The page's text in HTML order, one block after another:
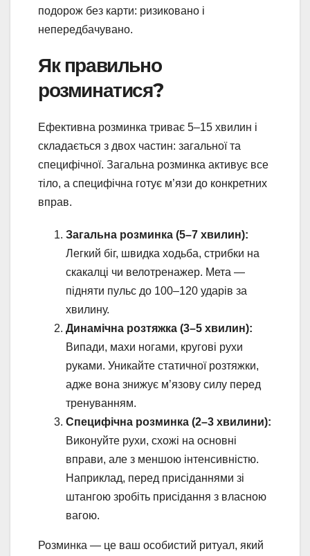
подорож без карти: ризиковано і
непередбачувано.
Як правильно
розминатися?
Ефективна розминка триває 5–15 хвилин і
складається з двох частин: загальної та
специфічної. Загальна розминка активує все
тіло, а специфічна готує м’язи до конкретних
вправ.
Загальна розминка (5–7 хвилин):
Легкий біг, швидка ходьба, стрибки на
скакалці чи велотренажер. Мета —
підняти пульс до 100–120 ударів за
хвилину.
Динамічна розтяжка (3–5 хвилин):
Випади, махи ногами, кругові рухи
руками. Уникайте статичної розтяжки,
адже вона знижує м’язову силу перед
тренуванням.
Специфічна розминка (2–3 хвилини):
Виконуйте рухи, схожі на основні
вправи, але з меншою інтенсивністю.
Наприклад, перед присіданнями зі
штангою зробіть присідання з власною
вагою.
Розминка — це ваш особистий ритуал, який